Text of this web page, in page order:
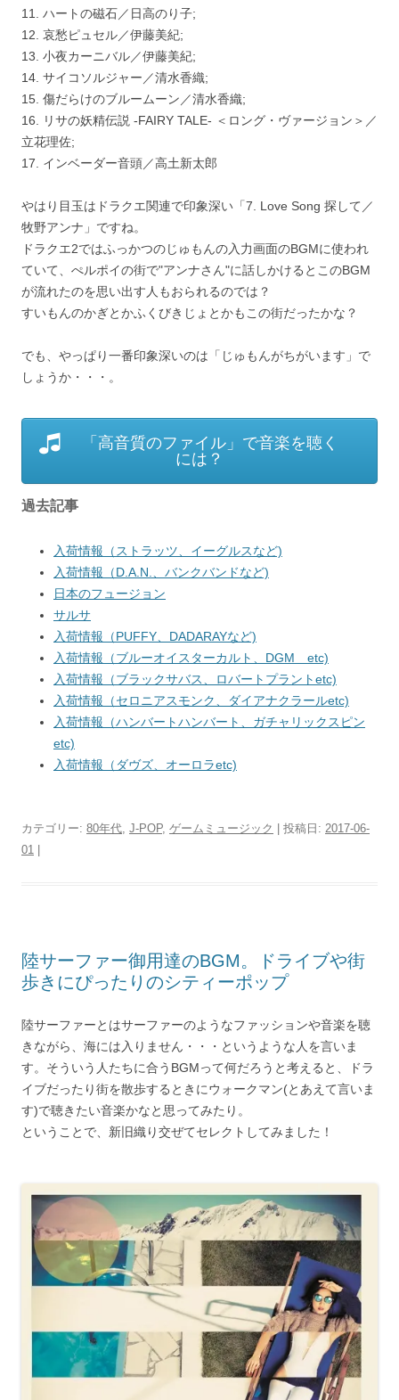
11. ハートの磁石／日高のり子;
12. 哀愁ピュセル／伊藤美紀;
13. 小夜カーニバル／伊藤美紀;
14. サイコソルジャー／清水香織;
15. 傷だらけのブルームーン／清水香織;
16. リサの妖精伝説 -FAIRY TALE- ＜ロング・ヴァージョン＞／
立花理佐;
17. インベーダー音頭／高土新太郎
やはり目玉はドラクエ関連で印象深い「7. Love Song 探して／
牧野アンナ」ですね。
ドラクエ2ではふっかつのじゅもんの入力画面のBGMに使われ
ていて、ぺルポイの街で"アンナさん"に話しかけるとこのBGM
が流れたのを思い出す人もおられるのでは？
すいもんのかぎとかふくびきじょとかもこの街だったかな？
でも、やっぱり一番印象深いのは「じゅもんがちがいます」で
しょうか・・・。
「高音質のファイル」で音楽を聴く
には？
過去記事
入荷情報（ストラッツ、イーグルスなど)
入荷情報（D.A.N.、バンクバンドなど)
日本のフュージョン
サルサ
入荷情報（PUFFY、DADARAYなど)
入荷情報（ブルーオイスターカルト、DGM etc)
入荷情報（ブラックサバス、ロバートプラントetc)
入荷情報（セロニアスモンク、ダイアナクラールetc)
入荷情報（ハンバートハンバート、ガチャリックスピン
etc)
入荷情報（ダヴズ、オーロラetc)
カテゴリー: 80年代, J-POP, ゲームミュージック | 投稿日: 2017-06-
01
陸サーファー御用達のBGM。ドライブや街
歩きにぴったりのシティーポップ
陸サーファーとはサーファーのようなファッションや音楽を聴
きながら、海には入りません・・・というような人を言いま
す。そういう人たちに合うBGMって何だろうと考えると、ドラ
イブだったり街を散歩するときにウォークマン(とあえて言いま
す)で聴きたい音楽かなと思ってみたり。
ということで、新旧織り交ぜてセレクトしてみました！